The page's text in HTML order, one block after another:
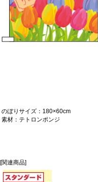
のぼりサイズ：180×60cm
素材：テトロンポンジ
[関連商品]